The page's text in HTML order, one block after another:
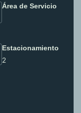
Área de Servicio
Estacionamiento
2